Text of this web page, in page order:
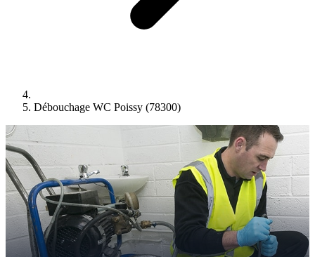
Débouchage WC Poissy (78300)